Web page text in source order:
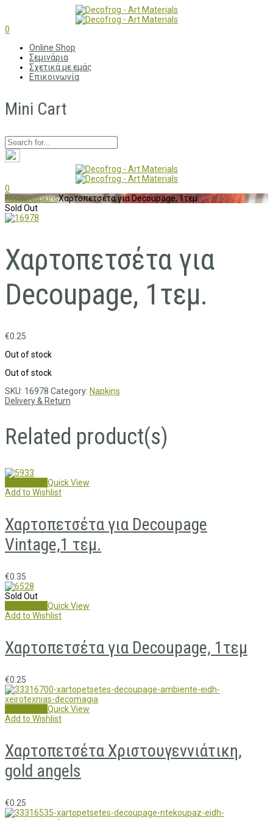
0
Online Shop
Σεμινάρια
Σχετικά με εμάς
Επικοινωνία
Mini Cart
0
HomeNapkinsΧαρτοπετσέτα για Decoupage, 1τεμ.
Sold Out
Χαρτοπετσέτα για
Decoupage, 1τεμ.
€0.25
Out of stock
Out of stock
SKU: 16978 Category: Napkins
Delivery & Return
Related product(s)
Quick View
Add to Wishlist
Χαρτοπετσέτα για Decoupage
Vintage,1 τεμ.
€0.35
Sold Out
Quick View
Add to Wishlist
Χαρτοπετσέτα για Decoupage, 1τεμ
€0.25
Quick View
Add to Wishlist
Χαρτοπετσέτα Χριστουγεννιάτικη,
gold angels
€0.25